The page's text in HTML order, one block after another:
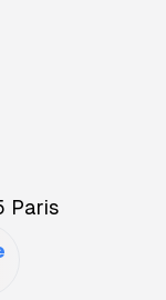
Paris